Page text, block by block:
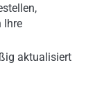
Ihre
aktualisiert